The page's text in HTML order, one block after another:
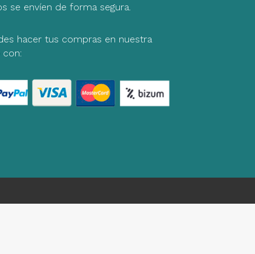
se envíen de forma segura.
hacer tus compras en nuestra